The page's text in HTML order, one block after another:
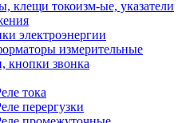
клещи токоизм-ые, указатели
электроэнергии
измерительные
кнопки звонка
тока
перергузки